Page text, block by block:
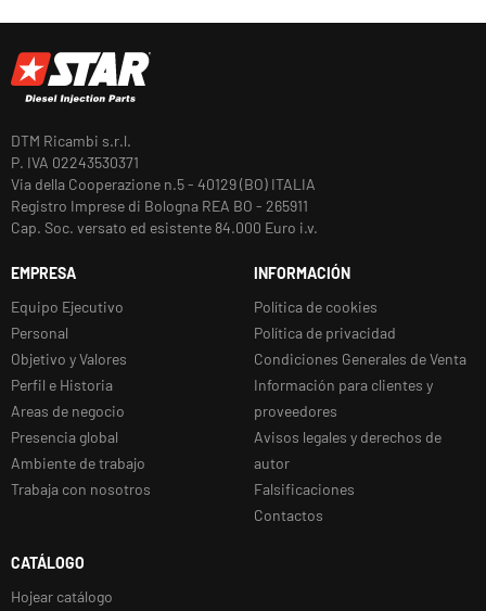
DTM Ricambi s.r.l.
P. IVA 02243530371
Via della Cooperazione n.5 - 40129 (BO) ITALIA
Registro Imprese di Bologna REA BO - 265911
Cap. Soc. versato ed esistente 84.000 Euro i.v.
EMPRESA
Equipo Ejecutivo
Personal
Objetivo y Valores
Perfil e Historia
Areas de negocio
Presencia global
Ambiente de trabajo
Trabaja con nosotros
INFORMACIÓN
Política de cookies
Política de privacidad
Condiciones Generales de Venta
Información para clientes y
proveedores
Avisos legales y derechos de
autor
Falsificaciones
Contactos
CATÁLOGO
Hojear catálogo